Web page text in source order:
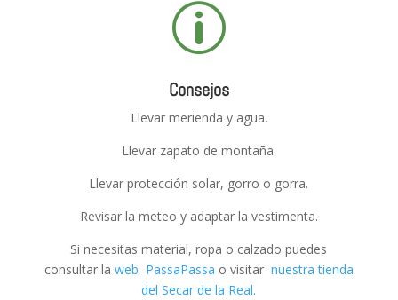
p
Consejos
Llevar merienda y agua.
Llevar zapato de montaña.
Llevar protección solar, gorro o gorra.
Revisar la meteo y adaptar la vestimenta.
Si necesitas material, ropa o calzado puedes
consultarla web PassaPassa o visitar nuestra tienda
del Secar de la Real.